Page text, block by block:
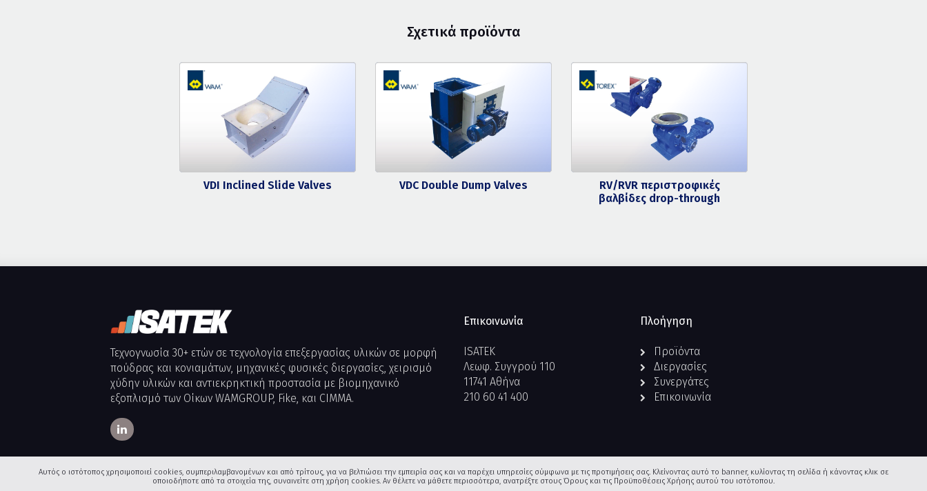
Σχετικά προϊόντα
VDI Inclined Slide Valves VDC Double Dump Valves
RV/RVR περιστροφικές
βαλβίδες drop-through
Τεχνογνωσία 30+ ετών σε τεχνολογία επεξεργασίας υλικών σε μορφή
πούδρας και κονιαμάτων, μηχανικές φυσικές διεργασίες, χειρισμό
χύδην υλικών και αντιεκρηκτική προστασία με βιομηχανικό
εξοπλισμό των Οίκων WAMGROUP, Fike, και CIMMA.
Επικοινωνία
ISATEK
Λεωφ. Συγγρού 110
11741 Αθήνα
210 60 41 400
Πλοήγηση
Προϊόντα
Διεργασίες
Συνεργάτες
Επικοινωνία
ISATEK (OVERBRING Μον. Ι.Κ.Ε.) , με επιφύλαξη παντός δικαιώματος.
Αυτός ο ιστότοπος χρησιμοποιεί cookies, συμπεριλαμβανομένων και από τρίτους, για να βελτιώσει την εμπειρία σας και να παρέχει υπηρεσίες σύμφωνα με τις προτιμήσεις σας. Κλείνοντας αυτό το banner, κυλίοντας τη σελίδα ή κάνοντας κλικ σε
οποιοδήποτε από τα στοιχεία της, συναινείτε στη χρήση cookies. Αν θέλετε να μάθετε περισσότερα, ανατρέξτε στους Όρους και τις Προϋποθέσεις Χρήσης αυτού του ιστότοπου.